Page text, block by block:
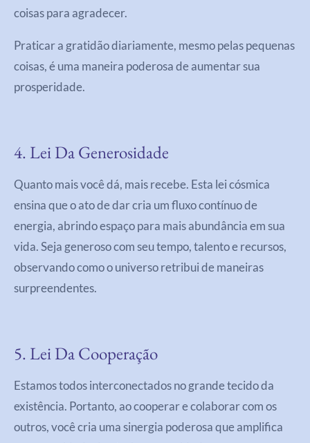
coisas para agradecer.
Praticar a gratidão diariamente, mesmo pelas pequenas
coisas, é uma maneira poderosa de aumentar sua
prosperidade.
4. Lei Da Generosidade
Quanto mais você dá, mais recebe. Esta lei cósmica
ensina que o ato de dar cria um fluxo contínuo de
energia, abrindo espaço para mais abundância em sua
vida. Seja generoso com seu tempo, talento e recursos,
observando como o universo retribui de maneiras
surpreendentes.
5. Lei Da Cooperação
Estamos todos interconectados no grande tecido da
existência. Portanto, ao cooperar e colaborar com os
outros, você cria uma sinergia poderosa que amplifica